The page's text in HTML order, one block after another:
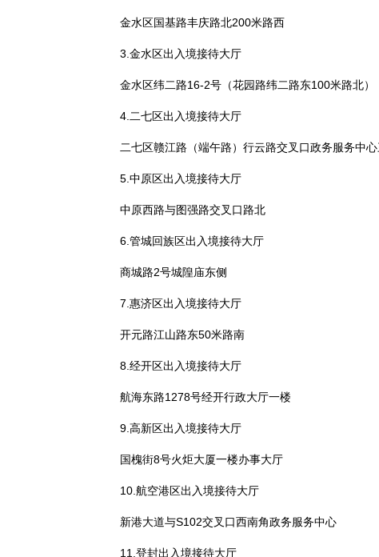
金水区国基路丰庆路北200米路西
3.金水区出入境接待大厅
金水区纬二路16-2号（花园路纬二路东100米路北）
4.二七区出入境接待大厅
二七区赣江路（端午路）行云路交叉口政务服务中心
5.中原区出入境接待大厅
中原西路与图强路交叉口路北
6.管城回族区出入境接待大厅
商城路2号城隍庙东侧
7.惠济区出入境接待大厅
开元路江山路东50米路南
8.经开区出入境接待大厅
航海东路1278号经开行政大厅一楼
9.高新区出入境接待大厅
国槐街8号火炬大厦一楼办事大厅
10.航空港区出入境接待大厅
新港大道与S102交叉口西南角政务服务中心
11.登封出入境接待大厅